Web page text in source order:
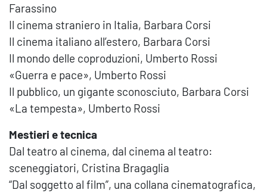
Farassino
Il cinema straniero in Italia, Barbara Corsi
Il cinema italiano all’estero, Barbara Corsi
Il mondo delle coproduzioni, Umberto Rossi
«Guerra e pace», Umberto Rossi
Il pubblico, un gigante sconosciuto, Barbara Corsi
«La tempesta», Umberto Rossi
Mestieri e tecnica
Dal teatro al cinema, dal cinema al teatro:
sceneggiatori, Cristina Bragaglia
“Dal soggetto al film”, una collana cinematografica,